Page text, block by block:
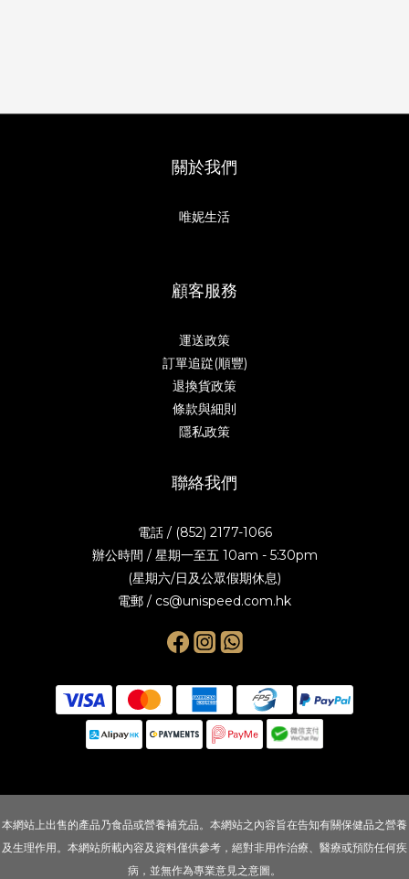
關於我們
唯妮生活
顧客服務
運送政策
訂單追踨(順豐)
退換貨政策
條款與細則
隱私政策
聯絡我們
電話 / (852) 2177-1066
辦公時間 / 星期一至五 10am - 5:30pm
(星期六/日及公眾假期休息)
電郵 / cs@unispeed.com.hk
本網站上出售的產品乃食品或營養補充品。本網站之內容旨在告知有關保健品之營養
及生理作用。本網站所載內容及資料僅供參考，絕對非用作治療、醫療或預防任何疾
病，並無作為專業意見之意圖。